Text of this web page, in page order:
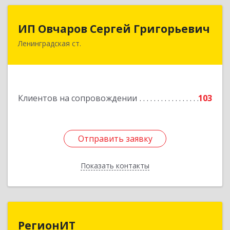
ИП Овчаров Сергей Григорьевич
Ленинградская ст.
Клиентов на сопровождении 103
Отправить заявку
Показать контакты
ИП Овчаров Сергей Григорьевич
353740, Краснодарский край, Ленинградский р-
Подробнее
Отправить заявку
Назад
РегионИТ